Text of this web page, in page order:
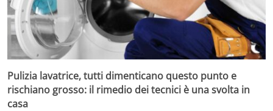
Pulizia lavatrice, tutti dimenticano questo punto e
rischiano grosso: il rimedio dei tecnici è una svolta in
casa